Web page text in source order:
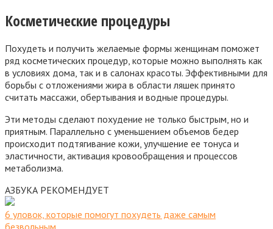
Косметические процедуры
Похудеть и получить желаемые формы женщинам поможет
ряд косметических процедур, которые можно выполнять как
в условиях дома, так и в салонах красоты. Эффективными для
борьбы с отложениями жира в области ляшек принято
считать массажи, обертывания и водные процедуры.
Эти методы сделают похудение не только быстрым, но и
приятным. Параллельно с уменьшением объемов бедер
происходит подтягивание кожи, улучшение ее тонуса и
эластичности, активация кровообращения и процессов
метаболизма.
АЗБУКА РЕКОМЕНДУЕТ
6 уловок, которые помогут похудеть даже самым